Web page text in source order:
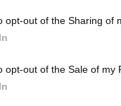
opt-out of the Sharing of
opt-out of the Sale of my
et pas moins de
Le
CSP